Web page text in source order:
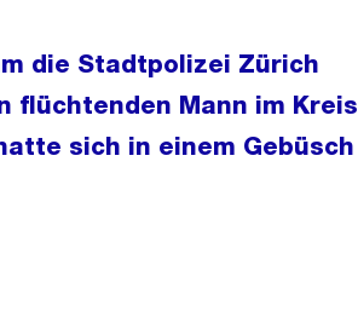
die Stadtpolizei Zürich
flüchtenden Mann im Kreis
sich in einem Gebüsch